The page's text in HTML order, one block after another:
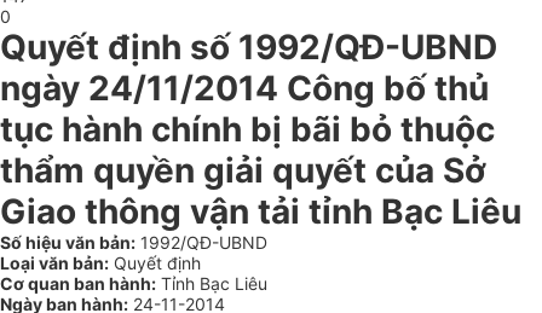
0
Quyết định số 1992/QĐ-UBND
ngày 24/11/2014 Công bố thủ
tục hành chính bị bãi bỏ thuộc
thẩm quyền giải quyết của Sở
Giao thông vận tải tỉnh Bạc Liêu
Số hiệu văn bản: 1992/QĐ-UBND
Loại văn bản: Quyết định
Cơ quan ban hành: Tỉnh Bạc Liêu
Ngày ban hành: 24-11-2014